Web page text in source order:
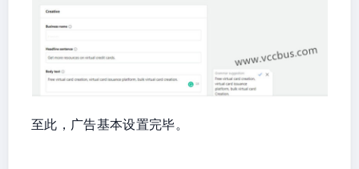
至此，广告基本设置完毕。